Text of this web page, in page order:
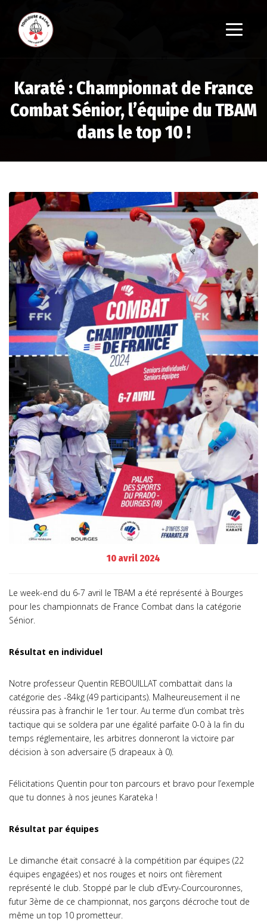
Karaté : Championnat de France
Combat Sénior, l’équipe du TBAM
dans le top 10 !
10 avril 2024
Le week-end du 6-7 avril le TBAM a été représenté à Bourges
pour les championnats de France Combat dans la catégorie
Sénior.
Résultat en individuel
Notre professeur Quentin REBOUILLAT combattait dans la
catégorie des -84kg (49 participants). Malheureusement il ne
réussira pas à franchir le 1er tour. Au terme d’un combat très
tactique qui se soldera par une égalité parfaite 0-0 à la fin du
temps réglementaire, les arbitres donneront la victoire par
décision à son adversaire (5 drapeaux à 0).
Félicitations Quentin pour ton parcours et bravo pour l’exemple
que tu donnes à nos jeunes Karateka !
Résultat par équipes
Le dimanche était consacré à la compétition par équipes (22
équipes engagées) et nos rouges et noirs ont fièrement
représenté le club. Stoppé par le club d’Evry-Courcouronnes,
futur 3ème de ce championnat, nos garçons décroche tout de
même un top 10 prometteur.